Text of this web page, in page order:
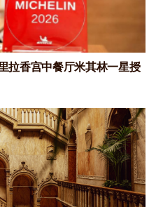
拉香宫中餐厅米其林一星授